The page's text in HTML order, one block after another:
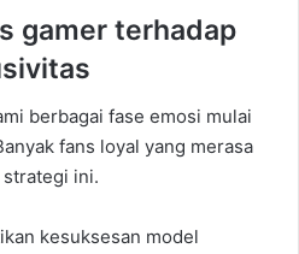
gamer terhadap
berbagai fase emosi mulai
fans loyal yang merasa
ini.
kesuksesan model